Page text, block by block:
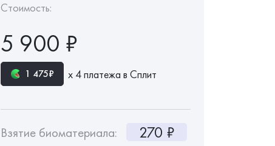
Стоимость:
5 900 ₽
1 475₽ х 4 платежа в Сплит
Взятие биоматериала: 270 ₽